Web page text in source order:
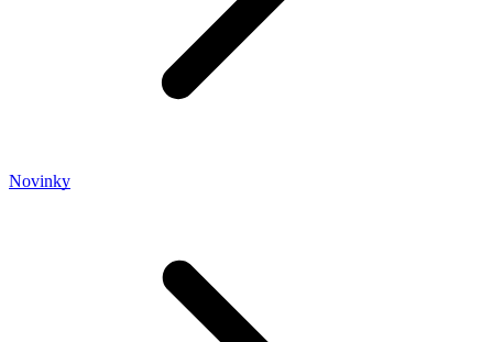
Novinky